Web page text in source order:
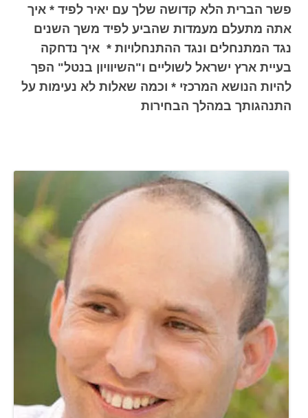
פשר הברית הלא קדושה שלך עם יאיר לפיד * איך
אתה מתעלם מעמדות שהביע לפיד משך השנים
נגד המתנחלים ונגד ההתנחלויות * איך נדחקה
בעיית ארץ ישראל לשוליים ו"השיוויון בנטל" הפך
להיות הנושא המרכזי * וכמה שאלות לא נעימות על
התנהגותך במהלך הבחירות